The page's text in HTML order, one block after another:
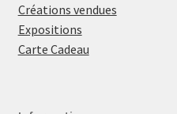
Créations vendues
Expositions
Carte Cadeau